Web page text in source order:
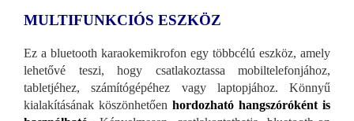
MULTIFUNKCIÓS ESZKÖZ
Ez a bluetooth karaokemikrofon egy többcélú eszköz, amely
lehetővé teszi, hogy csatlakoztassa mobiltelefonjához,
tabletjéhez, számítógépéhez vagy laptopjához. Könnyű
kialakításának köszönhetően hordozható hangszóróként is